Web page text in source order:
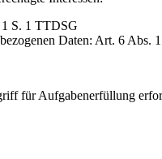
1 S. 1 TTDSG
Daten: Art. 6 Abs.
für Aufgabenerfüllung